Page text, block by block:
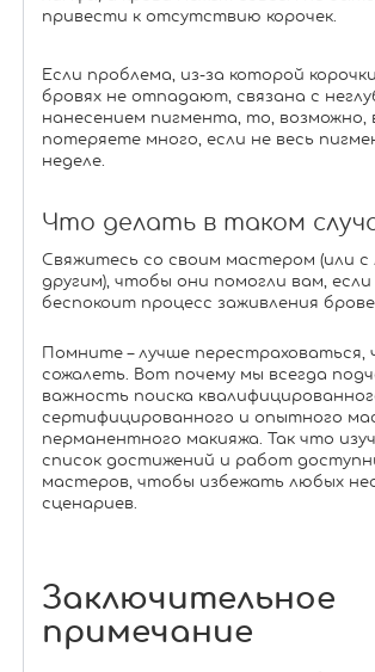
привести к отсутствию корочек.
Если проблема, из-за которой
бровях не отпадают, связана с
нанесением пигмента, то, возможно,
потеряете много, если не весь
неделе.
Что делать в таком
Свяжитесь со своим мастером (или
другим), чтобы они помогли вам, если
беспокоит процесс заживления
Помните – лучше перестраховаться,
сожалеть. Вот почему мы всегда
важность поиска
сертифицированного и опытного
перманентного макияжа. Так что
список достижений и работ
мастеров, чтобы избежать любых
сценариев.
Заключительное
примечание